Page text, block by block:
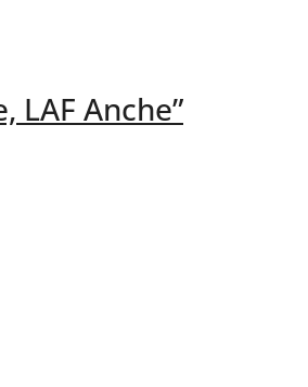
LAF Anche”